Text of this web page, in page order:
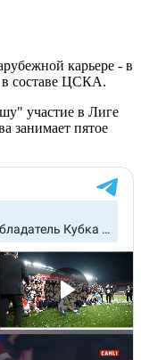
карьере - в
составе ЦСКА.
участие в Лиге
занимает пятое